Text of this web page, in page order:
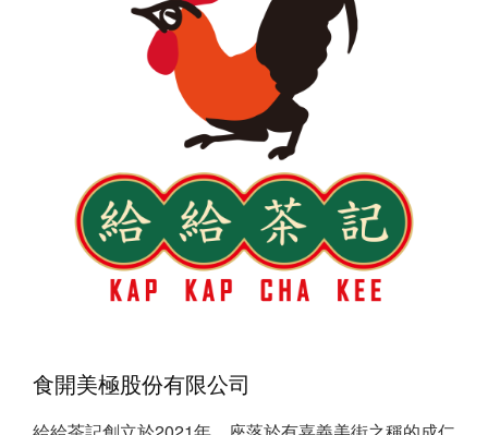
食開美極股份有限公司